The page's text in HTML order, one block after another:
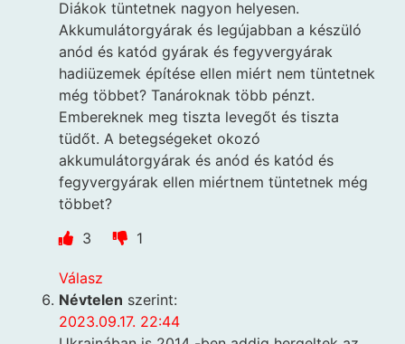
Diákok tüntetnek nagyon helyesen.
Akkumulátorgyárak és legújabban a készüló
anód és katód gyárak és fegyvergyárak
hadiüzemek építése ellen miért nem tüntetnek
még többet? Tanároknak több pénzt.
Embereknek meg tiszta levegőt és tiszta
tüdőt. A betegségeket okozó
akkumulátorgyárak és anód és katód és
fegyvergyárak ellen miértnem tüntetnek még
többet?
3
1
Válasz
Névtelen szerint:
2023.09.17. 22:44